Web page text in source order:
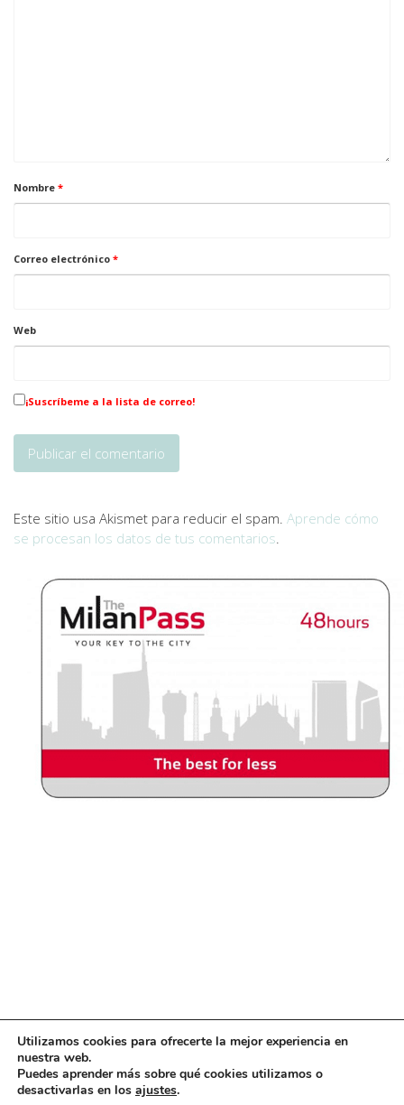
Nombre *
Correo electrónico *
Web
¡Suscríbeme a la lista de correo!
Este sitio usa Akismet para reducir el spam. Aprende cómo
se procesan los datos de tus comentarios.
Utilizamos cookies para ofrecerte la mejor experiencia en
nuestra web.
Puedes aprender más sobre qué cookies utilizamos o
desactivarlas en los ajustes.